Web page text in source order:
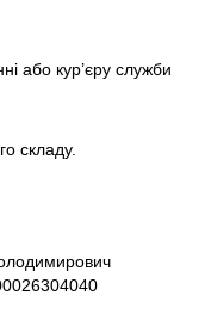
або кур’єру служби
складу.